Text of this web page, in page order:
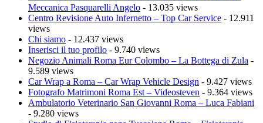
Meccanica Pasquarelli Angelo - 13.035 views
Centro Revisione Auto Infernetto – Top Car Service - 12.911
views
Chi siamo - 12.437 views
Inserisci il tuo profilo - 9.740 views
Negozio Animali Roma Eur Colombo – La Bottega di Zula -
9.589 views
Car Wrap a Roma – Car Wrap Vehicle Design - 9.427 views
Fotografo Matrimoni Roma Est – Videosteven - 9.364 views
Ambulatorio Veterinario San Giovanni Roma – Luca Fabiani
- 9.280 views